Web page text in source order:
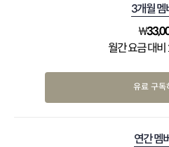
3개월 멤
₩
월간 요금 대
유료 구독
연간 멤